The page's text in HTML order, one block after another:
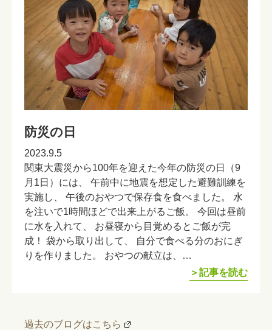
防災の日
2023.9.5
関東大震災から100年を迎えた今年の防災の日（9
月1日）には、 午前中に地震を想定した避難訓練を
実施し、 午後のおやつで保存食を食べました。 水
を注いで1時間ほどで出来上がるご飯。 今回は昼前
に水を入れて、 お昼寝から目覚めるとご飯が完
成！ 袋から取り出して、 自分で食べる分のおにぎ
りを作りました。 おやつの献立は、…
＞記事を読む
過去のブログはこちら